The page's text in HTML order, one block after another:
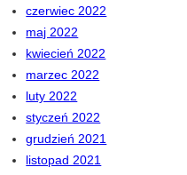
czerwiec 2022
maj 2022
kwiecień 2022
marzec 2022
luty 2022
styczeń 2022
grudzień 2021
listopad 2021